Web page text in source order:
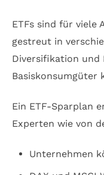
ETFs sind für viele
gestreut in
Diversifikation und
Basiskonsumgüter
Ein ETF-Sparplan
Experten wie von
Unternehmen